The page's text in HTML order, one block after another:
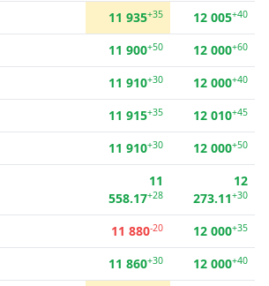
11 935+35 12 005+40
11 900+50 12 000+60
11 910+30 12 000+40
11 915+35 12 010+45
11 910+30 12 000+50
11
558.17+28
12
273.11+30
11 880-20 12 000+35
11 860+30 12 000+40